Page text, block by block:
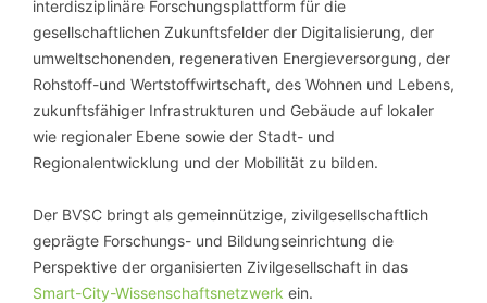
interdisziplinäre Forschungsplattform für die
gesellschaftlichen Zukunftsfelder der Digitalisierung, der
umweltschonenden, regenerativen Energieversorgung, der
Rohstoff-und Wertstoffwirtschaft, des Wohnen und Lebens,
zukunftsfähiger Infrastrukturen und Gebäude auf lokaler
wie regionaler Ebene sowie der Stadt- und
Regionalentwicklung und der Mobilität zu bilden.
Der BVSC bringt als gemeinnützige, zivilgesellschaftlich
geprägte Forschungs- und Bildungseinrichtung die
Perspektive der organisierten Zivilgesellschaft in das
Smart-City-Wissenschaftsnetzwerk ein.